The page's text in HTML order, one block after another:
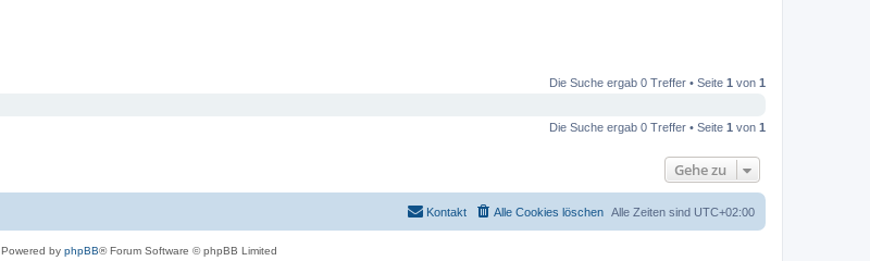
Die Suche ergab 0 Treffer • Seite 1 von 1
Die Suche ergab 0 Treffer • Seite 1 von 1
Gehe zu
Alle Zeiten sind UTC+02:00
Alle Cookies löschen
Kontakt
Powered by phpBB® Forum Software © phpBB Limited